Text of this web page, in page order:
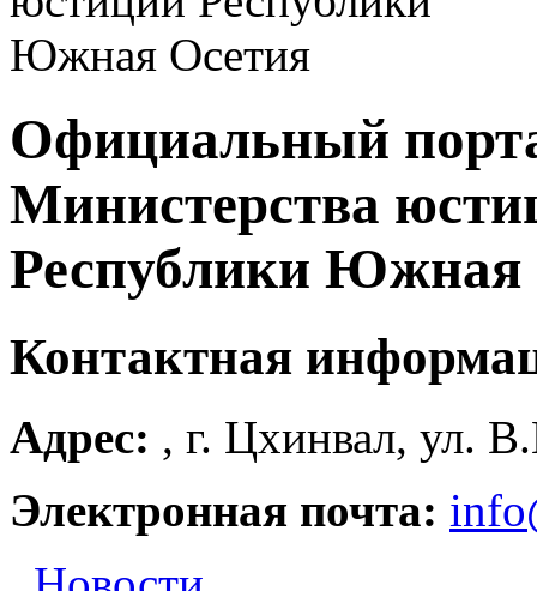
Официальный
Министерства
Республики Южная
Контактная
Адрес: , г. Цхинвал, ул.
Электронная почта: